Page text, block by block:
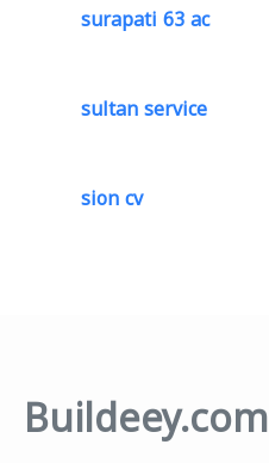
surapati 63 ac
sultan service
sion cv
Buildeey.com